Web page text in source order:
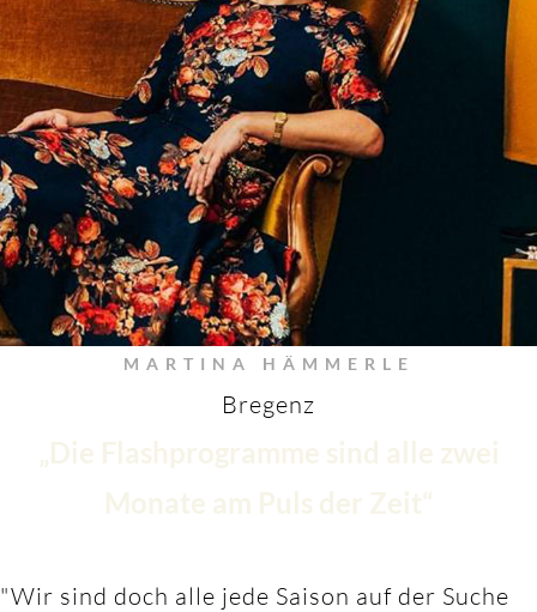
MARTINA HÄMMERLE
Bregenz
„Die Flashprogramme sind alle zwei
Monate am Puls der Zeit“
"Wir sind doch alle jede Saison auf der Suche